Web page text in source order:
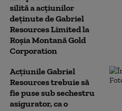
silită a acţiunilor
deţinute de Gabriel
Resources Limited la
Roşia Montană Gold
Corporation
Acţiunile Gabriel
Resources trebuie să
fie puse sub sechestru
asigurator, ca o